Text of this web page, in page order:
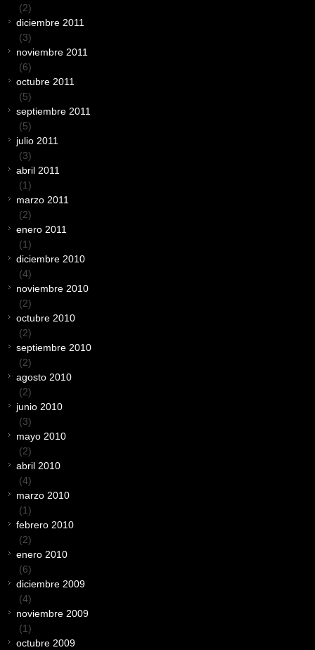
(2)
diciembre 2011
(3)
noviembre 2011
(6)
octubre 2011
(5)
septiembre 2011
(5)
julio 2011
(3)
abril 2011
(1)
marzo 2011
(2)
enero 2011
(1)
diciembre 2010
(4)
noviembre 2010
(2)
octubre 2010
(2)
septiembre 2010
(2)
agosto 2010
(2)
junio 2010
(3)
mayo 2010
(2)
abril 2010
(4)
marzo 2010
(1)
febrero 2010
(2)
enero 2010
(6)
diciembre 2009
(4)
noviembre 2009
(1)
octubre 2009